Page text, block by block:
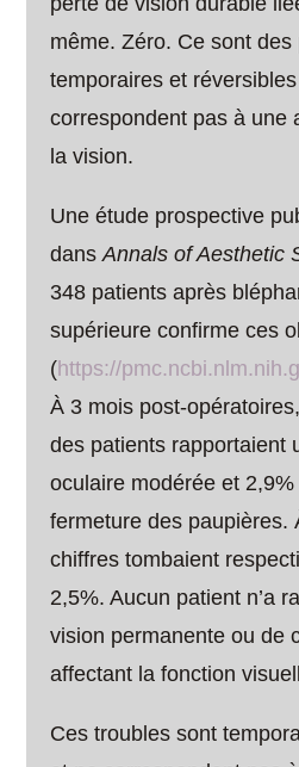
même. Zéro. Ce sont
temporaires et
correspondent pas à une
la vision.
Une étude prospective
dansAnnals of Aesthetic
348 patients après
supérieure confirme ces
(https://
À 3 mois post-
des patients rapportaient
oculaire modérée et
fermeture des paupières.
chiffres tombaient
2,5%. Aucun patient n’a
vision permanente ou de
affectant la fonction
Ces troubles sont